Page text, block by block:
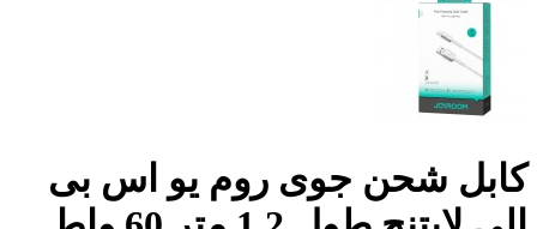
كابل شحن جوى روم يو اس بى